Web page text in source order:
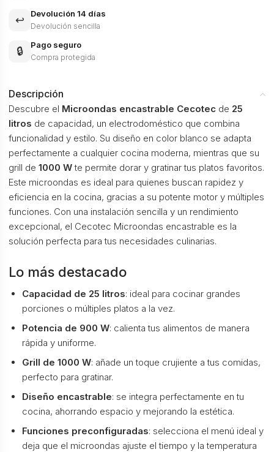
↩️ Devolución 14 días
Devolución sencilla
🔒 Pago seguro
Compra protegida
Descripción
Descubre el Microondas encastrable Cecotec de 25
litros de capacidad, un electrodoméstico que combina
funcionalidad y estilo. Su diseño en color blanco se adapta
perfectamente a cualquier cocina moderna, mientras que su
grill de 1000 Wte permite dorar y gratinar tus platos favoritos.
Este microondas es ideal para quienes buscan rapidez y
eficiencia en la cocina, gracias a su potente motor y múltiples
funciones. Con una instalación sencilla y un rendimiento
excepcional, el Cecotec Microondas encastrable es la
solución perfecta para tus necesidades culinarias.
Lo más destacado
Capacidad de 25 litros: ideal para cocinar grandes
porciones o múltiples platos a la vez.
Potencia de 900 W: calienta tus alimentos de manera
rápida y uniforme.
Grill de 1000 W: añade un toque crujiente a tus comidas,
perfecto para gratinar.
Diseño encastrable: se integra perfectamente en tu
cocina, ahorrando espacio y mejorando la estética.
Funciones preconfiguradas: selecciona el menú ideal y
deja que el microondas ajuste el tiempo y la temperatura